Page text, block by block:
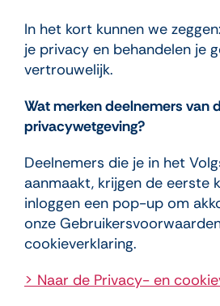
In het kort kunnen we
je privacy en behandelen je
vertrouwelijk.
Wat merken deelnemers van
privacywetgeving?
Deelnemers die je in het
aanmaakt, krijgen de eerste
inloggen een pop-up om
onze
cookieverklaring.
> Naar de Privacy- en